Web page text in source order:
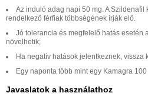
Az induló adag napi 50 mg. A Szildenafil
rendelkező férfiak többségének írják elő.
Jó tolerancia és megfelelő hatás esetén
növelhetik;
Ha negatív hatások jelentkeznek, vissza
Egy naponta több mint egy Kamagra
Javaslatok a használathoz